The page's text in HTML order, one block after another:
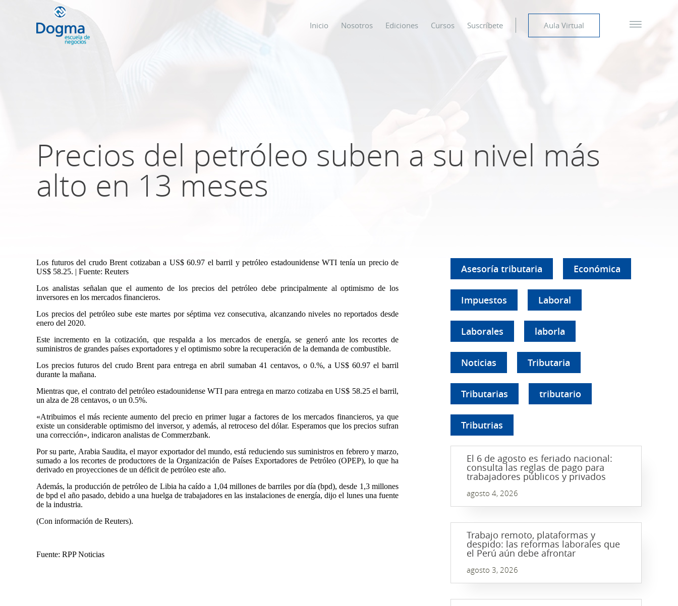
Inicio Nosotros Ediciones Cursos Suscríbete Aula Virtual
Precios del petróleo suben a su nivel más
alto en 13 meses
Los futuros del crudo Brent cotizaban a US$ 60.97 el barril y petróleo estadounidense WTI tenía un precio de
US$ 58.25. | Fuente: Reuters
Los analistas señalan que el aumento de los precios del petróleo debe principalmente al optimismo de los
inversores en los mercados financieros.
Los precios del petróleo sube este martes por séptima vez consecutiva, alcanzando niveles no reportados desde
enero del 2020.
Este incremento en la cotización, que respalda a los mercados de energía, se generó ante los recortes de
suministros de grandes países exportadores y el optimismo sobre la recuperación de la demanda de combustible.
Los precios futuros del crudo Brent para entrega en abril sumaban 41 centavos, o 0.%, a US$ 60.97 el barril
durante la mañana.
Mientras que, el contrato del petróleo estadounidense WTI para entrega en marzo cotizaba en US$ 58.25 el barril,
un alza de 28 centavos, o un 0.5%.
«Atribuimos el más reciente aumento del precio en primer lugar a factores de los mercados financieros, ya que
existe un considerable optimismo del inversor, y además, al retroceso del dólar. Esperamos que los precios sufran
una corrección», indicaron analistas de Commerzbank.
Por su parte, Arabia Saudita, el mayor exportador del mundo, está reduciendo sus suministros en febrero y marzo,
sumado a los recortes de productores de la Organización de Países Exportadores de Petróleo (OPEP), lo que ha
derivado en proyecciones de un déficit de petróleo este año.
Además, la producción de petróleo de Libia ha caído a 1,04 millones de barriles por día (bpd), desde 1,3 millones
de bpd el año pasado, debido a una huelga de trabajadores en las instalaciones de energía, dijo el lunes una fuente
de la industria.
(Con información de Reuters).
Fuente: RPP Noticias
Asesoría tributaria Económica
Impuestos Laboral
Laborales laborla
Noticias Tributaria
Tributarias tributario
Tributrias
El 6 de agosto es feriado nacional:
consulta las reglas de pago para
trabajadores públicos y privados
agosto 4, 2026
Trabajo remoto, plataformas y
despido: las reformas laborales que
el Perú aún debe afrontar
agosto 3, 2026
TRIBUTACIÓN INTERNACIONAL | TODO SOBRE
NO DOMICILIADOS